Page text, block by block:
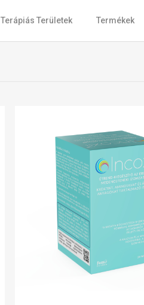
Terápiás Területek Termékek